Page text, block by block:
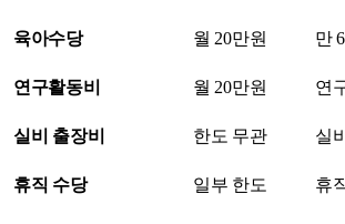
육아수당 월 20만원 만
연구활동비 월 20만원 연
실비 출장비 한도 무관 실
휴직 수당 일부 한도 휴